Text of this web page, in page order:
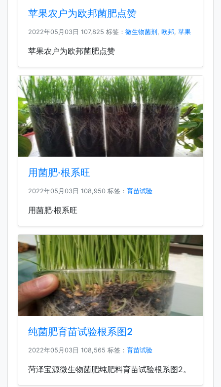
苹果农户为欧邦菌肥点赞
2022年05月03日 107,825 标签： 微生物菌剂 , 欧邦, 苹果
苹果农户为欧邦菌肥点赞
用菌肥·根系旺
2022年05月03日 108,950 标签： 育苗试验
用菌肥·根系旺
纯菌肥育苗试验根系图2
2022年05月03日 108,565 标签： 育苗试验
菏泽宝源微生物菌肥纯肥料育苗试验根系图2。